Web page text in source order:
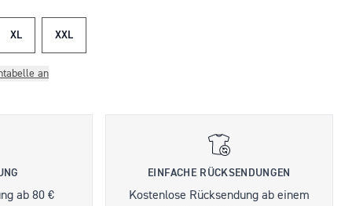
XL XXL
an
ab 80 €
EINFACHE RÜCKSENDUNGEN
Kostenlose Rücksendung ab einem